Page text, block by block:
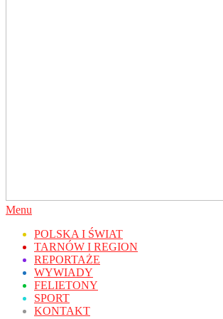
Secondary
Menu
Menu
POLSKA I ŚWIAT
TARNÓW I REGION
REPORTAŻE
WYWIADY
FELIETONY
SPORT
KONTAKT